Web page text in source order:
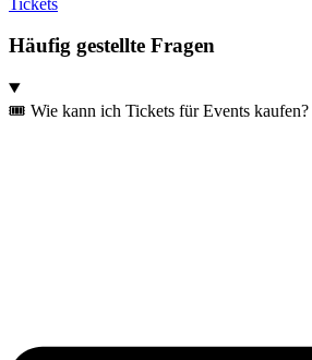
Häufig gestellte Fragen
🎟️ Wie kann ich Tickets für Events kaufen?